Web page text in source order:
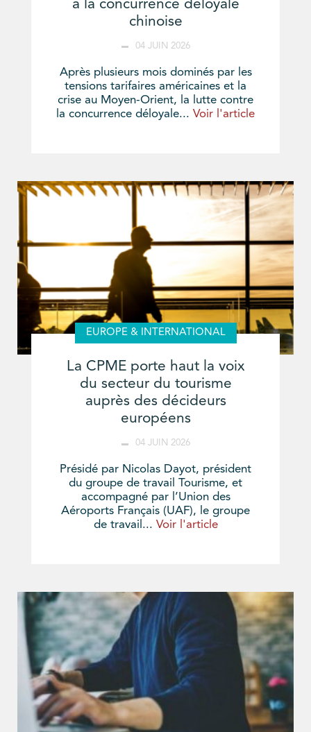
à la concurrence déloyale
chinoise
04 JUIN 2026
Après plusieurs mois dominés par les
tensions tarifaires américaines et la
crise au Moyen-Orient, la lutte contre
la concurrence déloyale... Voir l'article
EUROPE & INTERNATIONAL
La CPME porte haut la voix
du secteur du tourisme
auprès des décideurs
européens
04 JUIN 2026
Présidé par Nicolas Dayot, président
du groupe de travail Tourisme, et
accompagné par l’Union des
Aéroports Français (UAF), le groupe
de travail... Voir l'article